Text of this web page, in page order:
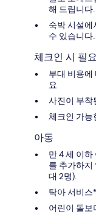
해 드립니다.
숙박 시설에
수 있습니다.
체크인 시 필
부대 비용에
요
사진이 부착
체크인 가능
아동
만 4 세 이
를 추가하지
대 2명).
탁아 서비스*
어린이 돌보